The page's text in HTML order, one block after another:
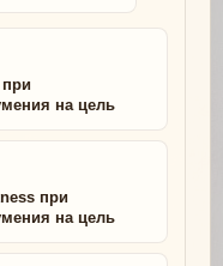
на цель
при
на цель